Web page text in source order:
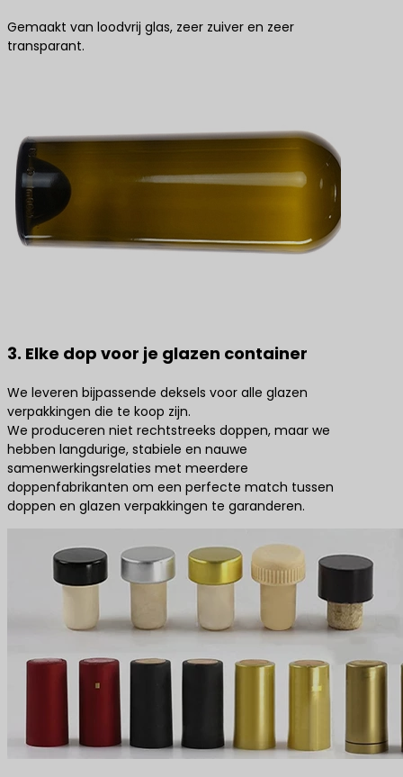
Gemaakt van loodvrij glas, zeer zuiver en zeer
transparant.
3. Elke dop voor je glazen container
We leveren bijpassende deksels voor alle glazen
verpakkingen die te koop zijn.
We produceren niet rechtstreeks doppen, maar we
hebben langdurige, stabiele en nauwe
samenwerkingsrelaties met meerdere
doppenfabrikanten om een perfecte match tussen
doppen en glazen verpakkingen te garanderen.